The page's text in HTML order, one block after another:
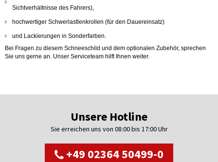
Sichtverhältnisse des Fahrers),
hochwertiger Schwerlastlenkrollen (für den Dauereinsatz)
und Lackierungen in Sonderfarben.
Bei Fragen zu diesem Schneeschild und dem optionalen Zubehör, sprechen
Sie uns gerne an. Unser Serviceteam hilft Ihnen weiter.
Unsere Hotline
Sie erreichen uns von 08:00 bis 17:00 Uhr
+49 02364 50499-0